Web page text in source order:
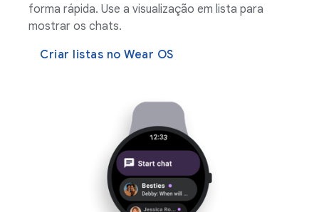
forma rápida. Use a visualização em lista para
mostrar os chats.
Criar listas no Wear OS